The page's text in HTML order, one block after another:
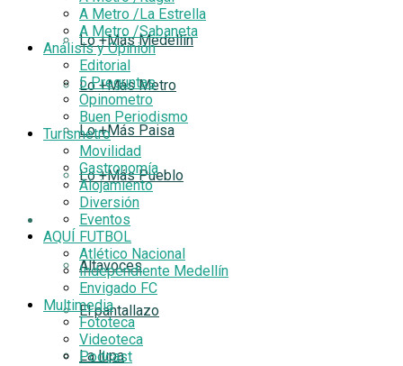
Lo +Más Medellín
Lo +Más Metro
Lo +Más Paisa
Lo +Más Pueblo
Filtro
Altavoces
El pantallazo
La lupa
A Metro /La Estrella
A Metro /Sabaneta
Análisis y Opinión
Editorial
5 Preguntas
Opinometro
Buen Periodismo
Turismetro
Movilidad
Gastronomía
Alojamiento
Diversión
Eventos
AQUÍ FUTBOL
Atlético Nacional
Independiente Medellín
Envigado FC
Multimedia
Fototeca
Videoteca
Podcast